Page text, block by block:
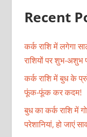
Recent
कर्क राशि में लगेगा
राशियों पर शुभ-अशुभ
कर्क राशि में बुध के
फूंक-फूंक कर कदम!
बुध का कर्क राशि में
परेशानियां, हो जाएं